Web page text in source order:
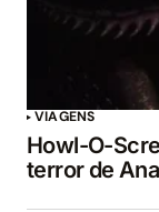
VIAGENS
Howl-O-
terror de